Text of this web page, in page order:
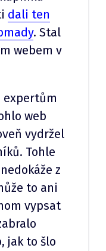
dali ten
. Stal
webem v
expertům
web
vydržel
Tohle
z
to ani
vypsat
jak to šlo